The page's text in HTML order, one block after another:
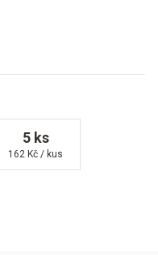
5 ks
162 Kč / kus